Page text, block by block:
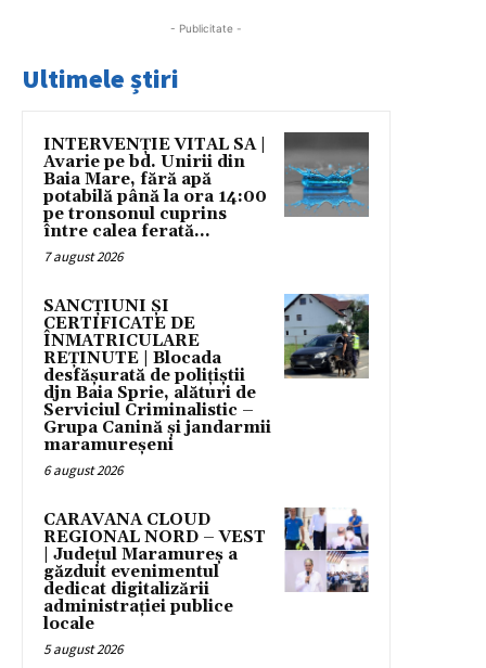
- Publicitate -
Ultimele știri
INTERVENȚIE VITAL SA |
Avarie pe bd. Unirii din
Baia Mare, fără apă
potabilă până la ora 14:00
pe tronsonul cuprins
între calea ferată...
7 august 2026
SANCȚIUNI ȘI
CERTIFICATE DE
ÎNMATRICULARE
REȚINUTE | Blocada
desfășurată de polițiștii
djn Baia Sprie, alături de
Serviciul Criminalistic –
Grupa Canină și jandarmii
maramureșeni
6 august 2026
CARAVANA CLOUD
REGIONAL NORD – VEST
| Județul Maramureș a
găzduit evenimentul
dedicat digitalizării
administrației publice
locale
5 august 2026